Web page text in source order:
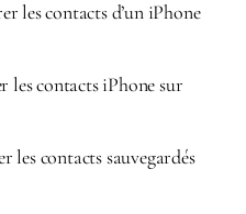
les contacts d’un iPhone
les contacts iPhone sur
les contacts sauvegardés